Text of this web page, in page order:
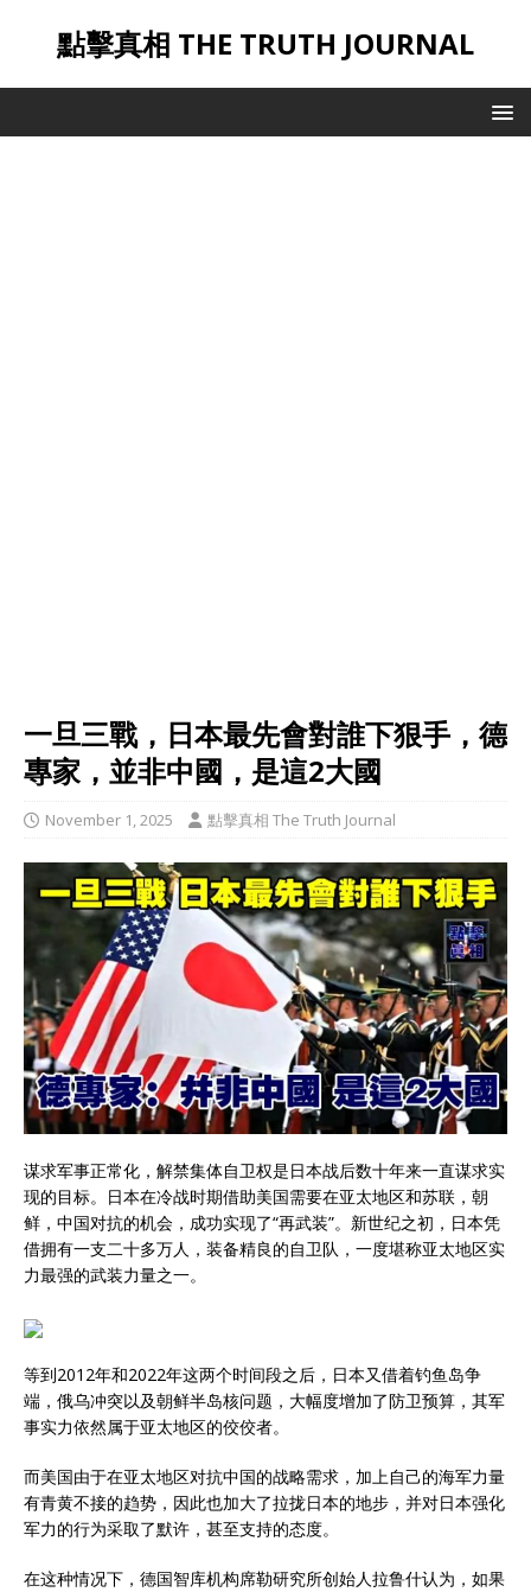
點擊真相 THE TRUTH JOURNAL
一旦三戰，日本最先會對誰下狠手，德
專家，並非中國，是這2大國
November 1, 2025 點擊真相 The Truth Journal
谋求军事正常化，解禁集体自卫权是日本战后数十年来一直谋求实
现的目标。日本在冷战时期借助美国需要在亚太地区和苏联，朝
鲜，中国对抗的机会，成功实现了“再武装”。新世纪之初，日本凭
借拥有一支二十多万人，装备精良的自卫队，一度堪称亚太地区实
力最强的武装力量之一。
等到2012年和2022年这两个时间段之后，日本又借着钓鱼岛争
端，俄乌冲突以及朝鲜半岛核问题，大幅度增加了防卫预算，其军
事实力依然属于亚太地区的佼佼者。
而美国由于在亚太地区对抗中国的战略需求，加上自己的海军力量
有青黄不接的趋势，因此也加大了拉拢日本的地步，并对日本强化
军力的行为采取了默许，甚至支持的态度。
在这种情况下，德国智库机构席勒研究所创始人拉鲁什认为，如果